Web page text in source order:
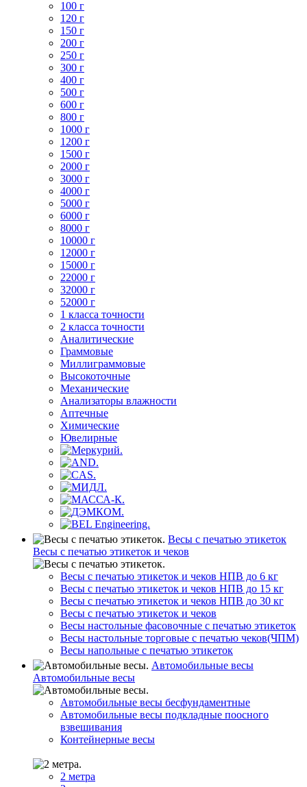
100 г
120 г
150 г
200 г
250 г
300 г
400 г
500 г
600 г
800 г
1000 г
1200 г
1500 г
2000 г
3000 г
4000 г
5000 г
6000 г
8000 г
10000 г
12000 г
15000 г
22000 г
32000 г
52000 г
1 класса точности
2 класса точности
Аналитические
Граммовые
Миллиграммовые
Высокоточные
Механические
Анализаторы влажности
Аптечные
Химические
Ювелирные
Весы с печатью этикеток
Весы с печатью этикеток и чеков
Весы с печатью этикеток и чеков НПВ до 6 кг
Весы с печатью этикеток и чеков НПВ до 15 кг
Весы с печатью этикеток и чеков НПВ до 30 кг
Весы с печатью этикеток и чеков
Весы настольные фасовочные с печатью этикеток
Весы настольные торговые с печатью чеков(ЧПМ)
Весы напольные с печатью этикеток
Автомобильные весы
Автомобильные весы
Автомобильные весы бесфундаментные
Автомобильные весы подкладные поосного
взвешивания
Контейнерные весы
2 метра